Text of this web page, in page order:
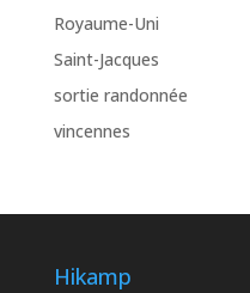
Royaume-Uni
Saint-Jacques
sortie randonnée
vincennes
Hikamp